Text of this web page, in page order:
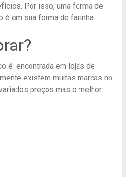
Por isso, uma forma de
é em sua forma de farinha.
é encontrada em lojas de
existem muitas marcas no
preços mas o melhor